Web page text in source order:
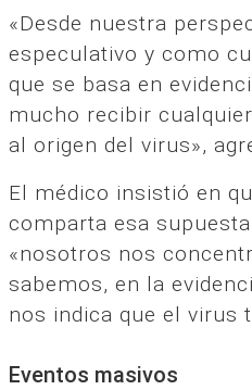
«Desde nuestra
especulativo y como
que se basa en
mucho recibir
al origen del virus»,
El médico insistió en
comparta esa
«nosotros nos
sabemos, en la
nos indica que el virus
Eventos masivos